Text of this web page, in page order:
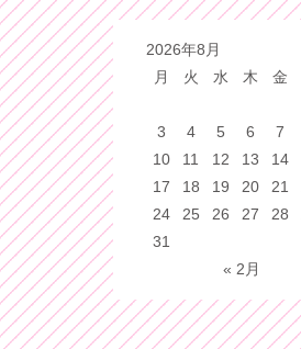
2026年8月
月
火 水 木 金
3
4 5 6 7
10
11 12 13 14
17
18 19 20 21
24
25 26 27 28
31
« 2月